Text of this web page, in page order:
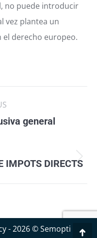
no puede introducir
vez plantea un
derecho europeo.
general
IMPOTS DIRECTS
- 2026 © Semopti